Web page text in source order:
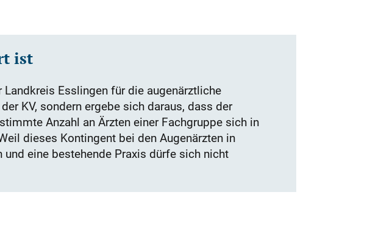
ist
Esslingen für die augenärztliche
KV, sondern ergebe sich daraus, dass der
Anzahl an Ärzten einer Fachgruppe sich in
dieses Kontingent bei den Augenärzten in
eine bestehende Praxis dürfe sich nicht